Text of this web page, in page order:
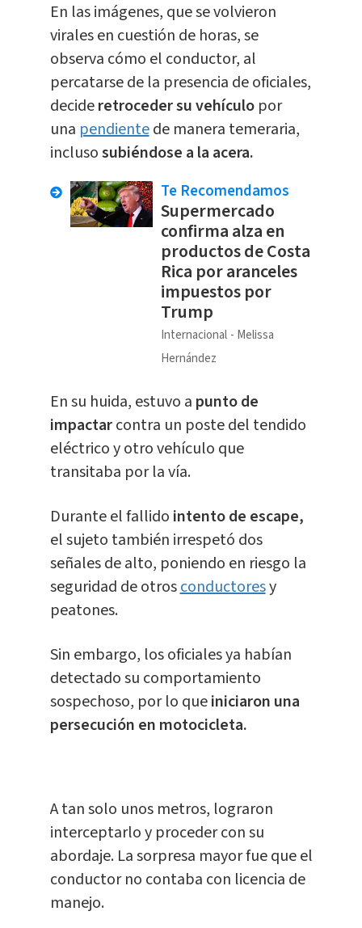
En las imágenes, que se volvieron
virales en cuestión de horas, se
observa cómo el conductor, al
percatarse de la presencia de oficiales,
decideretroceder su vehículopor
una pendientede manera temeraria,
inclusosubiéndose a la acera.
Te Recomendamos
Supermercado
confirma alza en
productos de Costa
Rica por aranceles
impuestos por
Trump
Internacional
Melissa
Hernández
En su huida, estuvo a punto de
impactarcontra un poste del tendido
eléctrico y otro vehículo que
transitaba por la vía.
Durante el fallido intento de escape,
el sujeto también irrespetó dos
señales de alto, poniendo en riesgo la
seguridad de otrosconductoresy
peatones.
Sin embargo, los oficiales ya habían
detectado su comportamiento
sospechoso, por lo queiniciaron una
persecución en motocicleta.
A tan solo unos metros, lograron
interceptarlo y proceder con su
abordaje. La sorpresa mayor fue que el
conductor no contaba con licencia de
manejo.